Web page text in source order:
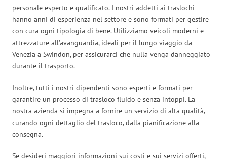
personale esperto e qualificato. I nostri addetti ai traslochi
hanno anni di esperienza nel settore e sono formati per gestire
con cura ogni tipologia di bene. Utilizziamo veicoli moderni e
attrezzature all’avanguardia, ideali per il lungo viaggio da
Venezia a Swindon, per assicurarci che nulla venga danneggiato
durante il trasporto.
Inoltre, tutti i nostri dipendenti sono esperti e formati per
garantire un processo di trasloco fluido e senza intoppi. La
nostra azienda si impegna a fornire un servizio di alta qualità,
curando ogni dettaglio del trasloco, dalla pianificazione alla
consegna.
Se desideri maggiori informazioni sui costi e sui servizi offerti,